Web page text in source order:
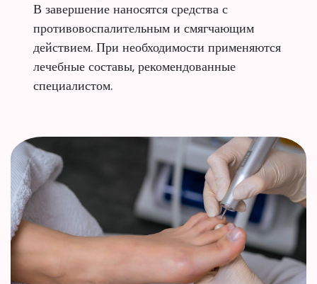
В завершение наносятся средства с
противовоспалительным и смягчающим
действием. При необходимости применяются
лечебные составы, рекомендованные
специалистом.